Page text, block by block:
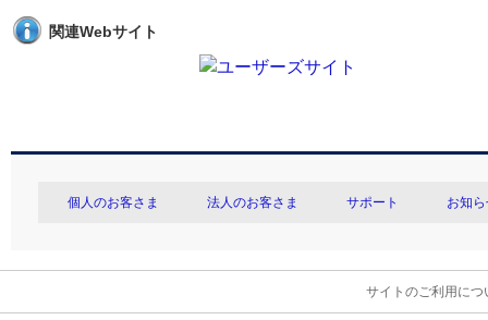
関連Webサイト
個人のお客さま 法人のお客さま サポート お知
サイトのご利用につ